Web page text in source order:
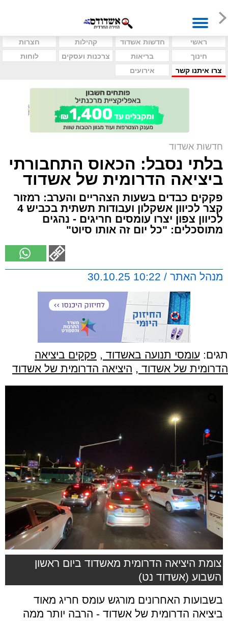
ראשי חדשות אשדוד קהילות
חצרות
חינוך
בריאות צרכנות ועסקים
לוחות
צרו איתנו קשר
אירועים
חדשות אשדוד
בלתי נסבל: הכאוס התחבורתי
ביציאה הדרומית של אשדוד
פקקים כבדים בשעות הצהריים והערב: רמזור
קצר לכיוון אשקלון ועבודות תשתית בכביש 4
לכיוון צפון יצרו עומסים חריגים - נהגים
מתוסכלים: "כל יום זה אותו סיוט"
מנהל האתר / 10:22 30.10.25
תגים: עומסי תנועה באשדוד , פקקים ביציאה
הדרומית של אשדוד , היציאה הדרומית של אשדוד
צומת היציאה הדרומית מאשדוד ביום ראשון
השבוע (אשדוד נט)
בשבועות האחרונים מורגש עומס חריג מאוד
ביציאה הדרומית של אשדוד - הרבה יותר ממה